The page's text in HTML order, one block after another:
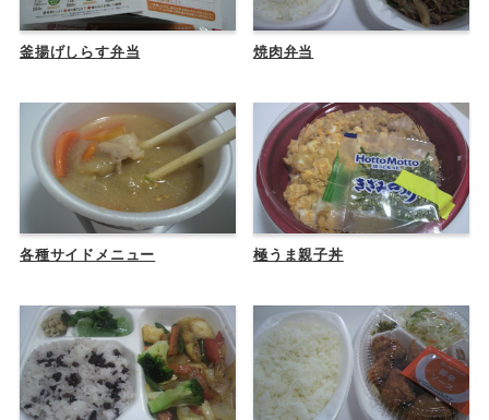
釜揚げしらす弁当 焼肉弁当
各種サイドメニュー 極うま親子丼